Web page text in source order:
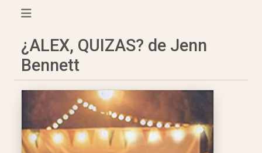
¿ALEX, QUIZAS? de Jenn
Bennett